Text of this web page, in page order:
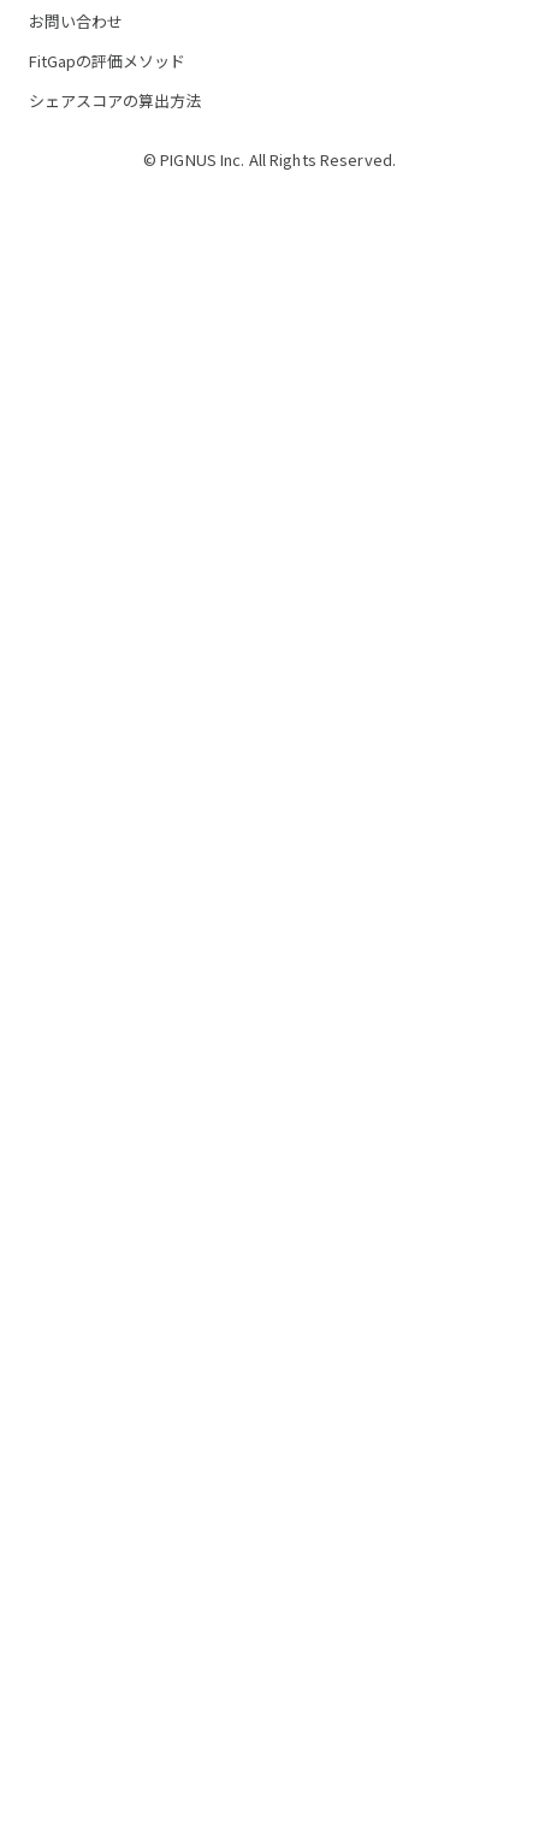
お問い合わせ
FitGapの評価メソッド
シェアスコアの算出方法
© PIGNUS Inc. All Rights Reserved.